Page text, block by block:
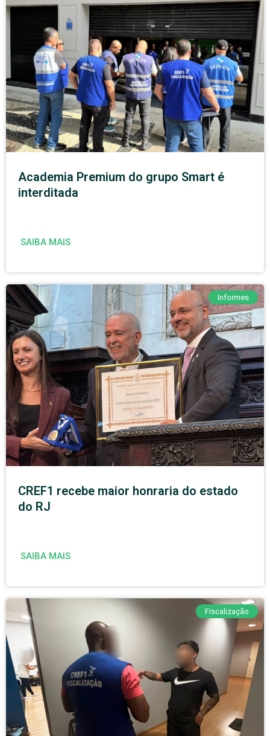
Academia Premium do grupo Smart é
interditada
SAIBA MAIS
Informes
CREF1 recebe maior honraria do estado
do RJ
SAIBA MAIS
Fiscalização